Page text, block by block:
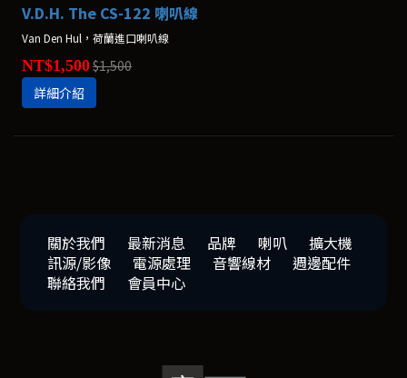
V.D.H. The CS-122 喇叭線
Van Den Hul，荷蘭進口喇叭線
NT$1,500$1,500
詳細介紹
關於我們 最新消息 品牌 喇叭
擴大機
訊源/影像
電源處理 音響線材
週邊配件
聯絡我們
會員中心